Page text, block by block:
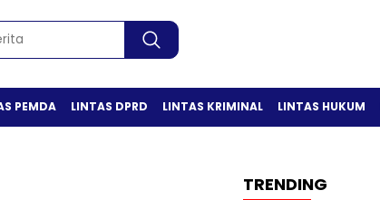
PEMDA LINTAS DPRD LINTAS KRIMINAL LINTAS HUKUM
TRENDING